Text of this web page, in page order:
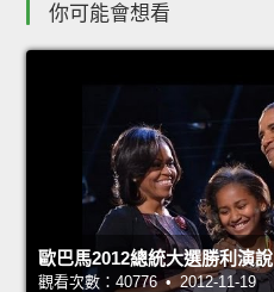
你可能會想看
歐巴馬2012總統大選勝利演說
觀看次數：40776 • 2012-11-19